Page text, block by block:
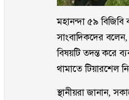
মহানন্দা ৫৯
সাংবাদিকদের
বিষয়টি তদন্ত করে
থামাতে টিয়ারশেল
স্থানীয়রা জানান,